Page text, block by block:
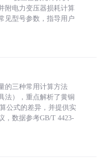
附电力变压器损耗计算
见型号参数，指导用户
的三种常用计算方法
法），重点解析了黄铜
公式的差异，并提供实
，数据参考GB/T 4423-